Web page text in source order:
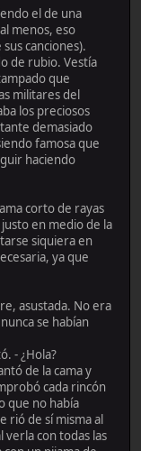
el de una
menos, eso
canciones).
de rubio. Vestía
que
militares del
los preciosos
demasiado
famosa que
haciendo
corto de rayas
en medio de la
siquiera en
ya que
asustada. No era
se habían
- ¿Hola?
de la cama y
cada rincón
que no había
rió de sí misma al
verla con todas las